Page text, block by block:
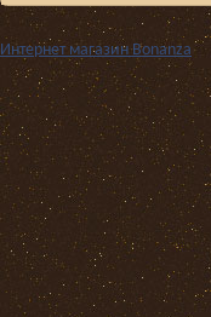
Интернет магазин Bonanza ››